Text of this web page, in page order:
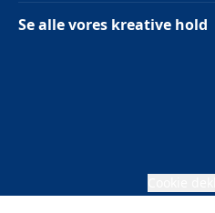
Se alle vores kreative hold